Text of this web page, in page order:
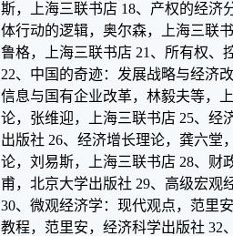
斯，上海三联书店 18、产权的经济
体行动的逻辑，奥尔森，上海三联
鲁格，上海三联书店 21、所有权、
22、中国的奇迹：发展战略与经济
信息与国有企业改革，林毅夫等，
论，张维迎，上海三联书店 25、经
出版社 26、经济增长理论，龚六堂
论，刘易斯，上海三联书店 28、财
甫，北京大学出版社 29、高级宏观
30、微观经济学：现代观点，范里
教程，范里安，经济科学出版社 32